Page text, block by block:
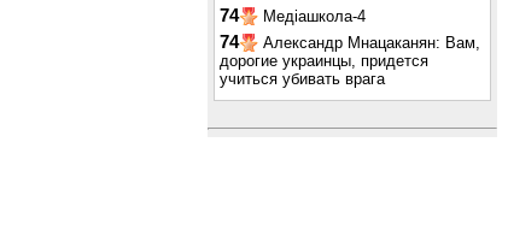
74 Медіашкола-4
74
Александр Мнацаканян: Вам,
дорогие украинцы, придется
учиться убивать врага